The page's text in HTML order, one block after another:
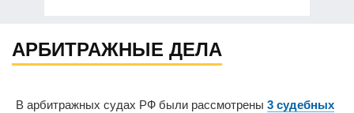
АРБИТРАЖНЫЕ ДЕЛА
В арбитражных судах РФ были рассмотрены 3 судебных